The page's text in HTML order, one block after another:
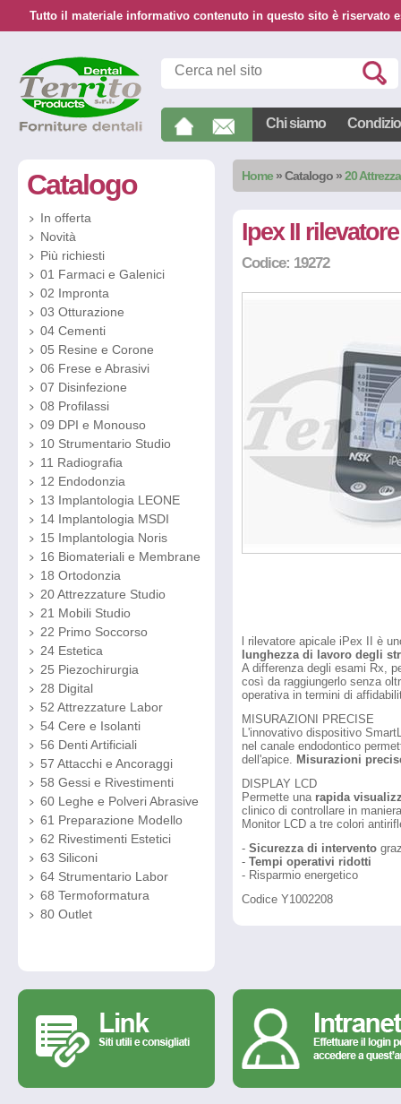
Tutto il materiale informativo contenuto in questo sito è riservato
Chi siamo
Home »Catalogo »20
Catalogo
In offerta
Novità
Più richiesti
01 Farmaci e Galenici
02 Impronta
03 Otturazione
04 Cementi
05 Resine e Corone
06 Frese e Abrasivi
07 Disinfezione
08 Profilassi
09 DPI e Monouso
10 Strumentario Studio
11 Radiografia
12 Endodonzia
13 Implantologia LEONE
14 Implantologia MSDI
15 Implantologia Noris
16 Biomateriali e Membrane
18 Ortodonzia
20 Attrezzature Studio
21 Mobili Studio
22 Primo Soccorso
24 Estetica
25 Piezochirurgia
28 Digital
52 Attrezzature Labor
54 Cere e Isolanti
56 Denti Artificiali
57 Attacchi e Ancoraggi
58 Gessi e Rivestimenti
60 Leghe e Polveri Abrasive
61 Preparazione Modello
62 Rivestimenti Estetici
63 Siliconi
64 Strumentario Labor
68 Termoformatura
80 Outlet
Ipex II
Codice: 19272
l rilevatore apicale iPex II è
lunghezza di lavoro degli
A differenza degli esami Rx,
così da raggiungerlo senza
operativa in termini di
MISURAZIONI PRECISE
L'innovativo dispositivo
nel canale endodontico
dell'apice. Misurazioni
DISPLAY LCD
Permette una rapida
clinico di controllare in
Monitor LCD a tre colori
- Sicurezza di intervento
- Tempi operativi ridotti
- Risparmio energetico
Codice Y1002208